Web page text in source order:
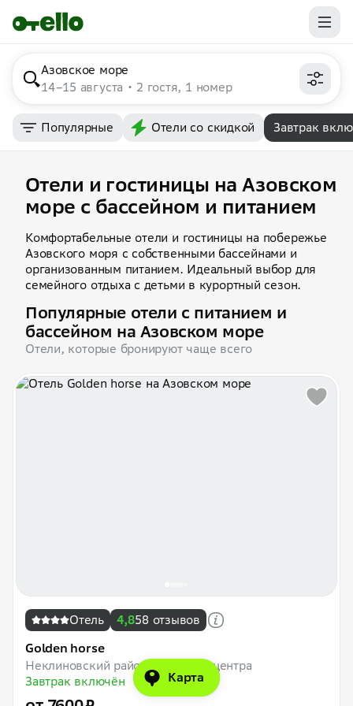
Азовское море
14–15 августа
2 гостя, 1 номер
Популярные Отели со скидкой Завтрак
Отели и гостиницы на Азовском
море с бассейном и питанием
Комфортабельные отели и гостиницы на побережье
Азовского моря с собственными бассейнами и
организованным питанием. Идеальный выбор для
семейного отдыха с детьми в курортный сезон.
Популярные отели с питанием и
бассейном на Азовском море
Отели, которые бронируют чаще всего
Отель 4,858 отзывов
Golden horse
Неклиновский район
25 км до центра
Завтрак включён
Карта